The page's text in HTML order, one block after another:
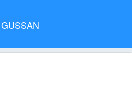
GUSSAN